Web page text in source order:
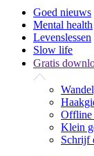
Goed nieuws
Mental health
Levenslessen
Slow life
Gratis
Offline
Klein
Schrijf